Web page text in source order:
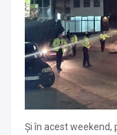
Și în acest weekend,